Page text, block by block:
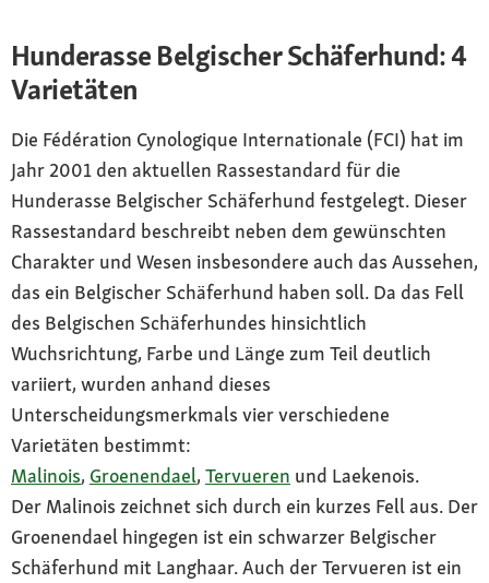
Hunderasse Belgischer Schäferhund: 4
Varietäten
Die Fédération Cynologique Internationale (FCI) hat im
Jahr 2001 den aktuellen Rassestandard für die
Hunderasse Belgischer Schäferhund festgelegt. Dieser
Rassestandard beschreibt neben dem gewünschten
Charakter und Wesen insbesondere auch das Aussehen,
das ein Belgischer Schäferhund haben soll. Da das Fell
des Belgischen Schäferhundes hinsichtlich
Wuchsrichtung, Farbe und Länge zum Teil deutlich
variiert, wurden anhand dieses
Unterscheidungsmerkmals vier verschiedene
Varietäten bestimmt:
Malinois, Groenendael, Tervueren und Laekenois.
Der Malinois zeichnet sich durch ein kurzes Fell aus. Der
Groenendael hingegen ist ein schwarzer Belgischer
Schäferhund mit Langhaar. Auch der Tervueren ist ein